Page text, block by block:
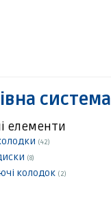
система
елементи
(42)
(8)
колодок (2)